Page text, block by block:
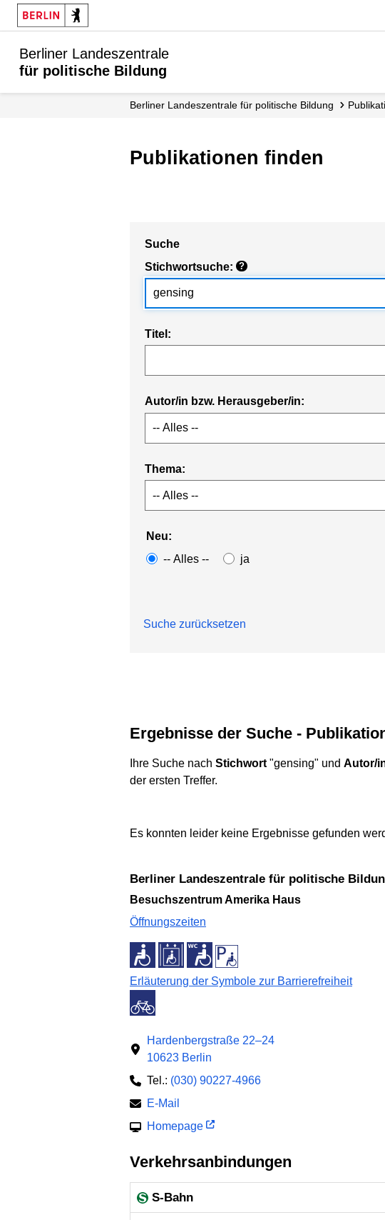
Berliner Landeszentrale
für politische Bildung
Berliner Landeszentrale für politische Bildung
Publikationen finden
Suche
Stichwortsuche: ?
Titel:
Autor/in bzw. Herausgeber/in:
Thema:
Neu:
-- Alles --
ja
Suche zurücksetzen
Ergebnisse der Suche -
Ihre Suche nach Stichwort "gensing" und Autor/
der ersten Treffer.
Es konnten leider keine Ergebnisse gefunden
Berliner Landeszentrale für politische
Besuchszentrum Amerika Haus
Öffnungszeiten
Erläuterung der Symbole zur Barrierefreiheit
Hardenbergstraße 22–24
10623 Berlin
Tel.: (030) 90227-4966
E-Mail
Homepage
Verkehrsanbindungen
S-Bahn